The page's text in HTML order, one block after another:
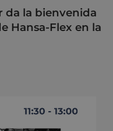
da la bienvenida
Hansa-Flex en la